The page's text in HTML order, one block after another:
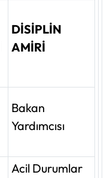
DİSİPLİN
AMİRİ
Bakan
Yardımcısı
Acil Durumlar